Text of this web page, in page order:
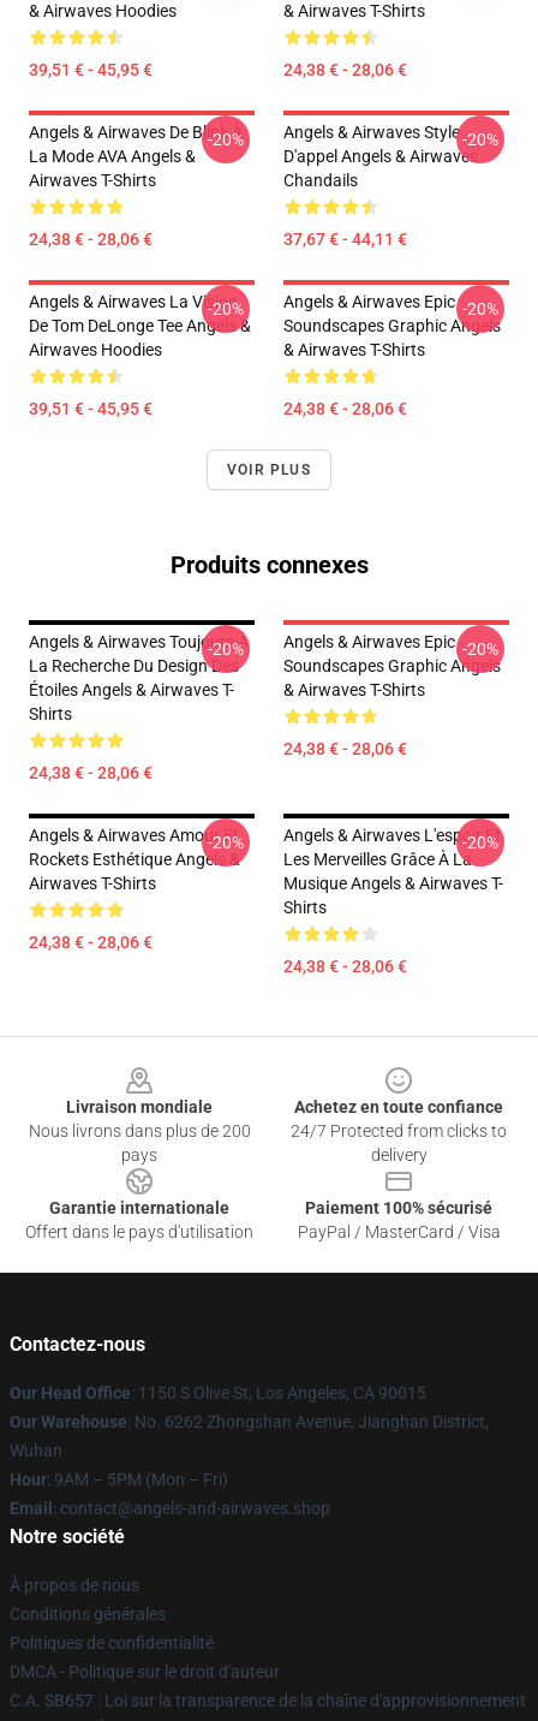
& Airwaves Hoodies
39,51 € - 45,95 €
& Airwaves T-Shirts
24,38 € - 28,06 €
Angels & Airwaves De Blink À
La Mode AVA Angels &
Airwaves T-Shirts
24,38 € - 28,06 €
-20%
Angels & Airwaves Style
D'appel Angels & Airwaves
Chandails
37,67 € - 44,11 €
-20%
Angels & Airwaves La Vision
De Tom DeLonge Tee Angels &
Airwaves Hoodies
39,51 € - 45,95 €
-20%
Angels & Airwaves Epic
Soundscapes Graphic Angels
& Airwaves T-Shirts
24,38 € - 28,06 €
-20%
VOIR PLUS
Produits connexes
Angels & Airwaves Toujours À
La Recherche Du Design Des
Étoiles Angels & Airwaves T-
Shirts
24,38 € - 28,06 €
-20%
Angels & Airwaves Epic
Soundscapes Graphic Angels
& Airwaves T-Shirts
24,38 € - 28,06 €
-20%
Angels & Airwaves Amour Et
Rockets Esthétique Angels &
Airwaves T-Shirts
24,38 € - 28,06 €
-20%
Angels & Airwaves L'espoir Et
Les Merveilles Grâce À La
Musique Angels & Airwaves T-
Shirts
24,38 € - 28,06 €
-20%
Livraison mondiale
Nous livrons dans plus de 200
pays
Achetez en toute confiance
24/7 Protected from clicks to
delivery
Garantie internationale
Offert dans le pays d'utilisation
Paiement 100% sécurisé
PayPal / MasterCard / Visa
Contactez-nous
Our Head Office: 1150 S Olive St, Los Angeles, CA 90015
Our Warehouse: No. 6262 Zhongshan Avenue, Jianghan District,
Wuhan
Hour: 9AM – 5PM (Mon – Fri)
Email : contact@angels-and-airwaves.shop
Notre société
À propos de nous
Conditions générales
Politiques de confidentialité
DMCA - Politique sur le droit d'auteur
C.A. SB657 : Loi sur la transparence de la chaîne d'approvisionnement